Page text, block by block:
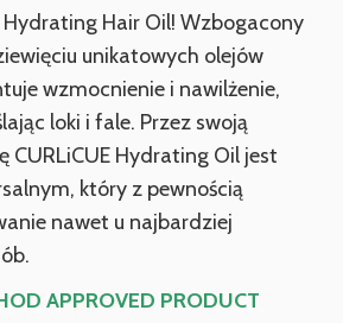
Hydrating Hair Oil! Wzbogacony
unikatowych olejów
wzmocnienie i nawilżenie,
loki i fale. Przez swoją
CURLiCUE Hydrating Oil jest
który z pewnością
nawet u najbardziej
APPROVED PRODUCT